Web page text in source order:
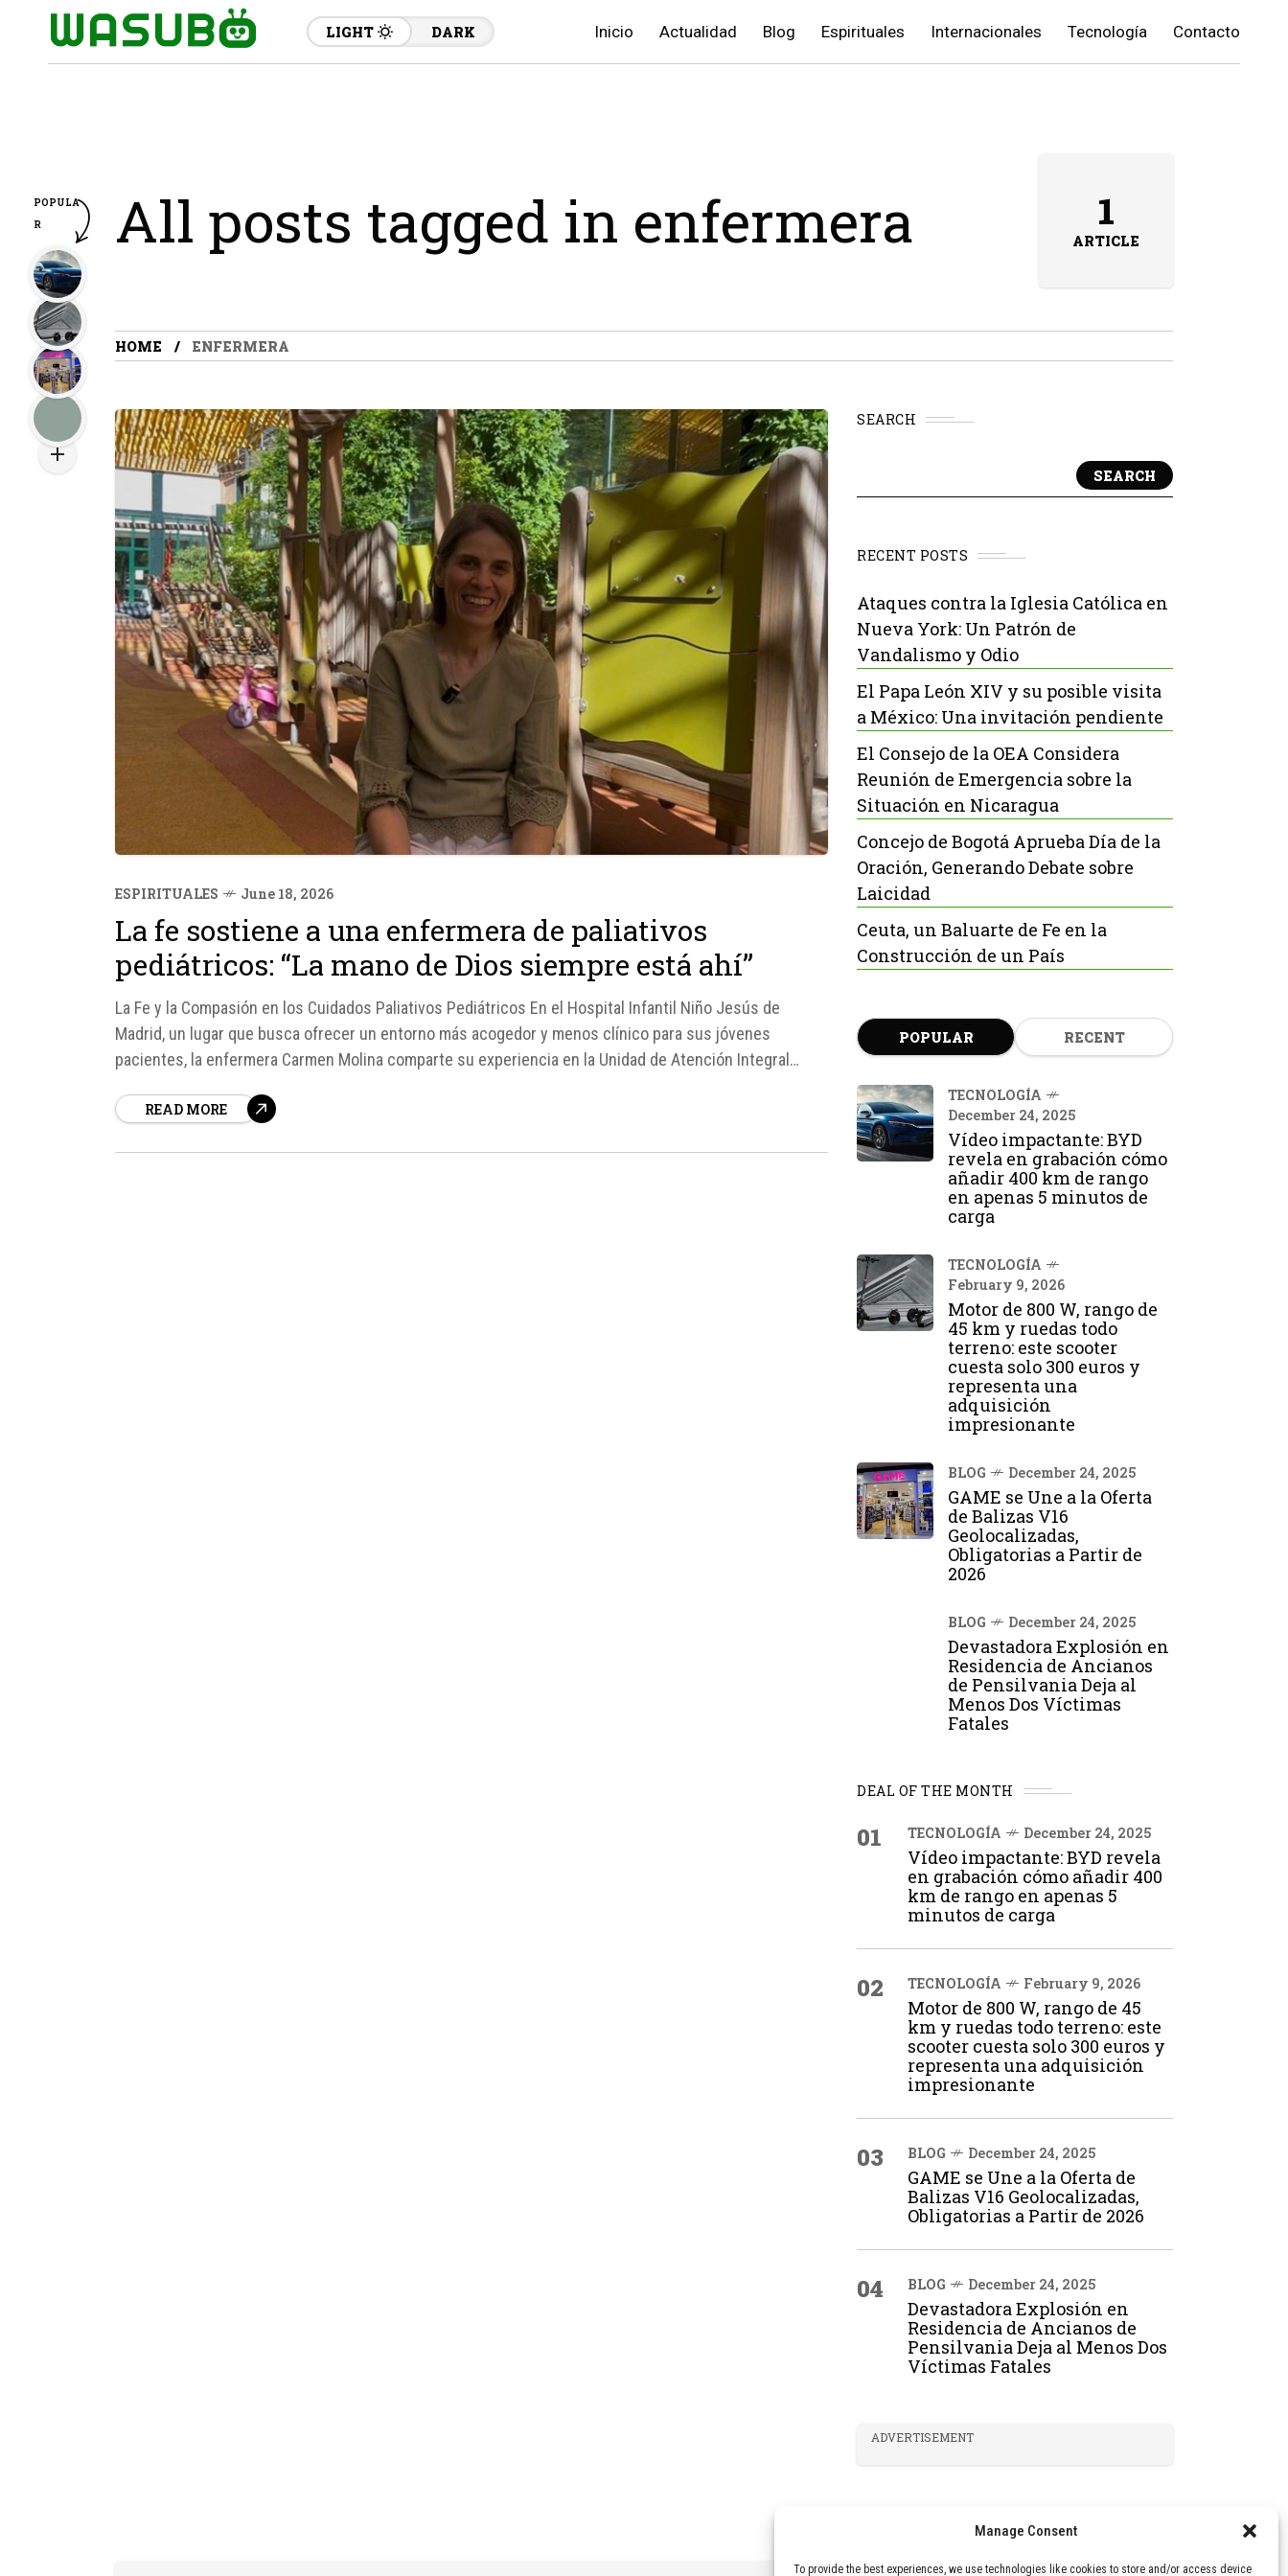
Manage Consent
To provide the best experiences, we use technologies like cookies to store and/or access device
LIGHT DARK Inicio Actualidad Blog Espirituales Internacionales Tecnología Contacto
All posts tagged in enfermera 1
ARTICLE
HOME ENFERMERA
ESPIRITUALES June 18, 2026
La fe sostiene a una enfermera de paliativos
pediátricos: “La mano de Dios siempre está ahí”
La Fe y la Compasión en los Cuidados Paliativos Pediátricos En el Hospital Infantil Niño Jesús de
Madrid, un lugar que busca ofrecer un entorno más acogedor y menos clínico para sus jóvenes
pacientes, la enfermera Carmen Molina comparte su experiencia en la Unidad de Atención Integral
READ MORE
SEARCH
SEARCH
RECENT POSTS
Ataques contra la Iglesia Católica en
Nueva York: Un Patrón de
Vandalismo y Odio
El Papa León XIV y su posible visita
a México: Una invitación pendiente
El Consejo de la OEA Considera
Reunión de Emergencia sobre la
Situación en Nicaragua
Concejo de Bogotá Aprueba Día de la
Oración, Generando Debate sobre
Laicidad
Ceuta, un Baluarte de Fe en la
Construcción de un País
POPULAR RECENT
TECNOLOGÍA
December 24, 2025
Vídeo impactante: BYD
revela en grabación cómo
añadir 400 km de rango
en apenas 5 minutos de
carga
TECNOLOGÍA
February 9, 2026
Motor de 800 W, rango de
45 km y ruedas todo
terreno: este scooter
cuesta solo 300 euros y
representa una
adquisición
impresionante
BLOG December 24, 2025
GAME se Une a la Oferta
de Balizas V16
Geolocalizadas,
Obligatorias a Partir de
2026
BLOG December 24, 2025
Devastadora Explosión en
Residencia de Ancianos
de Pensilvania Deja al
Menos Dos Víctimas
Fatales
DEAL OF THE MONTH
01 TECNOLOGÍA December 24, 2025
Vídeo impactante: BYD revela
en grabación cómo añadir 400
km de rango en apenas 5
minutos de carga
02 TECNOLOGÍA February 9, 2026
Motor de 800 W, rango de 45
km y ruedas todo terreno: este
scooter cuesta solo 300 euros y
representa una adquisición
impresionante
03 BLOG December 24, 2025
GAME se Une a la Oferta de
Balizas V16 Geolocalizadas,
Obligatorias a Partir de 2026
04 BLOG December 24, 2025
Devastadora Explosión en
Residencia de Ancianos de
Pensilvania Deja al Menos Dos
Víctimas Fatales
ADVERTISEMENT
POPULA
R